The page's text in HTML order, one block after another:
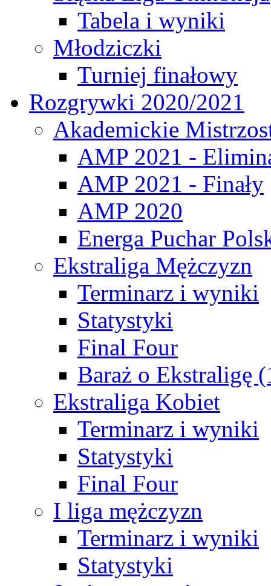
Tabela i wyniki
Młodziczki
Turniej finałowy
Rozgrywki 2020/2021
Akademickie
AMP 2021 -
AMP 2021 - Finały
AMP 2020
Energa Puchar
Ekstraliga Mężczyzn
Terminarz i wyniki
Statystyki
Final Four
Baraż o Ekstraligę
Ekstraliga Kobiet
Terminarz i wyniki
Statystyki
Final Four
I liga mężczyzn
Terminarz i wyniki
Statystyki